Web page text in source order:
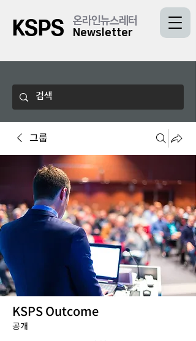
KSPS
온라인뉴스레터
Newsletter
그룹
KSPS Outcome
공개